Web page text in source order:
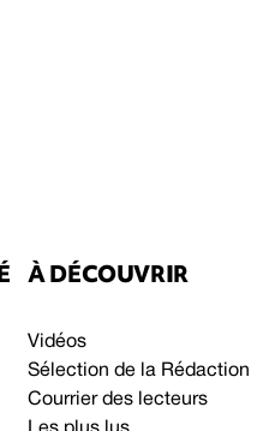
À DÉCOUVRIR
Vidéos
Sélection de la Rédaction
Courrier des lecteurs